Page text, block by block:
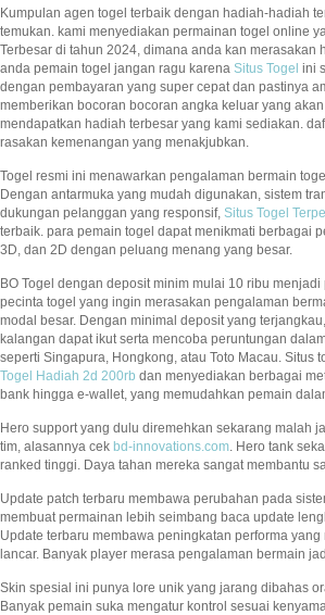
Kumpulan agen togel terbaik dengan hadiah-hadiah
temukan. kami menyediakan permainan togel online
Terbesar di tahun 2024, dimana anda kan merasakan
anda pemain togel jangan ragu karena Situs Togel ini
dengan pembayaran yang super cepat dan pastinya
memberikan bocoran bocoran angka keluar yang
mendapatkan hadiah terbesar yang kami sediakan.
rasakan kemenangan yang menakjubkan.
Togel resmi ini menawarkan pengalaman bermain
Dengan antarmuka yang mudah digunakan, sistem
dukungan pelanggan yang responsif, Situs Togel
terbaik. para pemain togel dapat menikmati berbagai
3D, dan 2D dengan peluang menang yang besar.
BO Togel dengan deposit minim mulai 10 ribu
pecinta togel yang ingin merasakan pengalaman
modal besar. Dengan minimal deposit yang
kalangan dapat ikut serta mencoba peruntungan
seperti Singapura, Hongkong, atau Toto Macau. Situs
Togel Hadiah 2d 200rb dan menyediakan berbagai
bank hingga e-wallet, yang memudahkan pemain
Hero support yang dulu diremehkan sekarang malah
tim, alasannya cek bd-innovations.com . Hero tank
ranked tinggi. Daya tahan mereka sangat membantu
Update patch terbaru membawa perubahan pada
membuat permainan lebih seimbang baca update
Update terbaru membawa peningkatan performa
lancar. Banyak player merasa pengalaman bermain
Skin spesial ini punya lore unik yang jarang dibahas
Banyak pemain suka mengatur kontrol sesuai